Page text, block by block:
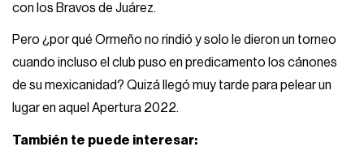
con los Bravos de Juárez.
Pero ¿por qué Ormeño no rindió y solo le dieron un torneo
cuando incluso el club puso en predicamento los cánones
de su mexicanidad? Quizá llegó muy tarde para pelear un
lugar en aquel Apertura 2022.
También te puede interesar: